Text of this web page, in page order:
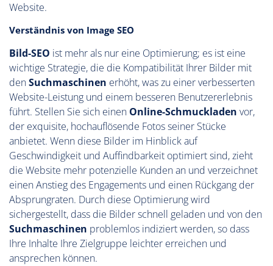
Website.
Verständnis von Image SEO
Bild-SEO ist mehr als nur eine Optimierung; es ist eine
wichtige Strategie, die die Kompatibilität Ihrer Bilder mit
denSuchmaschinen erhöht, was zu einer verbesserten
Website-Leistung und einem besseren Benutzererlebnis
führt. Stellen Sie sich einen Online-Schmuckladen vor,
der exquisite, hochauflösende Fotos seiner Stücke
anbietet. Wenn diese Bilder im Hinblick auf
Geschwindigkeit und Auffindbarkeit optimiert sind, zieht
die Website mehr potenzielle Kunden an und verzeichnet
einen Anstieg des Engagements und einen Rückgang der
Absprungraten. Durch diese Optimierung wird
sichergestellt, dass die Bilder schnell geladen und von den
Suchmaschinen problemlos indiziert werden, so dass
Ihre Inhalte Ihre Zielgruppe leichter erreichen und
ansprechen können.